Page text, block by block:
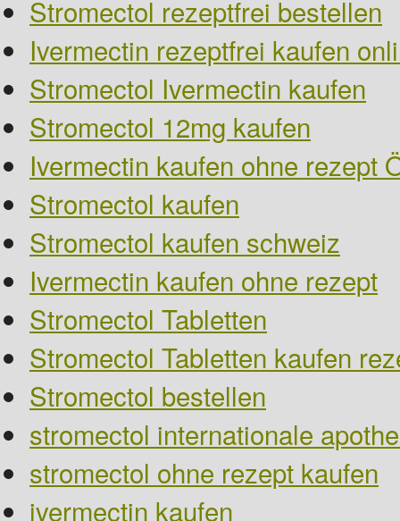
Stromectol rezeptfrei bestellen
Ivermectin rezeptfrei kaufen
Stromectol Ivermectin kaufen
Stromectol 12mg kaufen
Ivermectin kaufen ohne rezept
Stromectol kaufen
Stromectol kaufen schweiz
Ivermectin kaufen ohne rezept
Stromectol Tabletten
Stromectol Tabletten kaufen
Stromectol bestellen
stromectol internationale
stromectol ohne rezept kaufen
ivermectin kaufen